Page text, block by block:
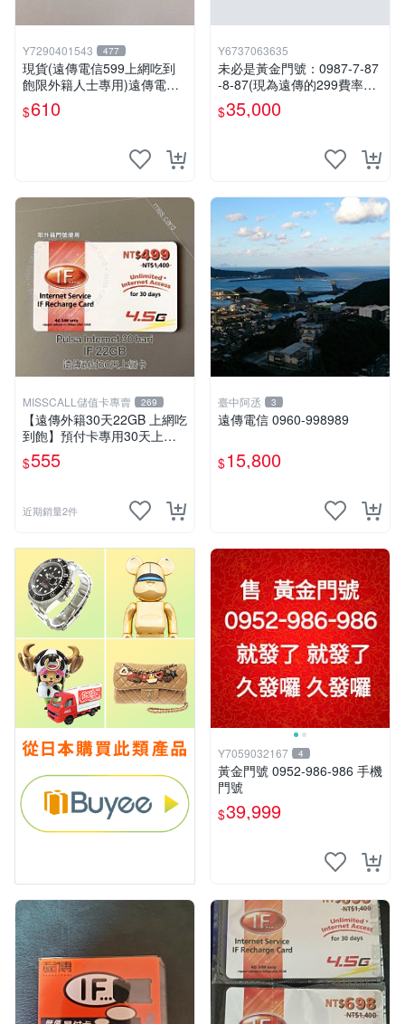
Y7290401543 477
現貨(遠傳電信599上網吃到
飽限外籍人士專用)遠傳電信4
G上網補充卡
$610
Y6737063635
未必是黃金門號：0987-7-87
-8-87(現為遠傳的299費率門
號，屆時將以無約狀態過
戶)。
$35,000
MISSCALL儲值卡專賣 269
【遠傳外籍30天22GB 上網吃
到飽】預付卡專用30天上網
補充卡/儲值卡．Internet if
u．if499⚡MissCall儲值卡專
$555
近期銷量2件
臺中阿丞 3
遠傳電信 0960-998989
$15,800
Y7059032167 4
黃金門號 0952-986-986 手機
門號
$39,999